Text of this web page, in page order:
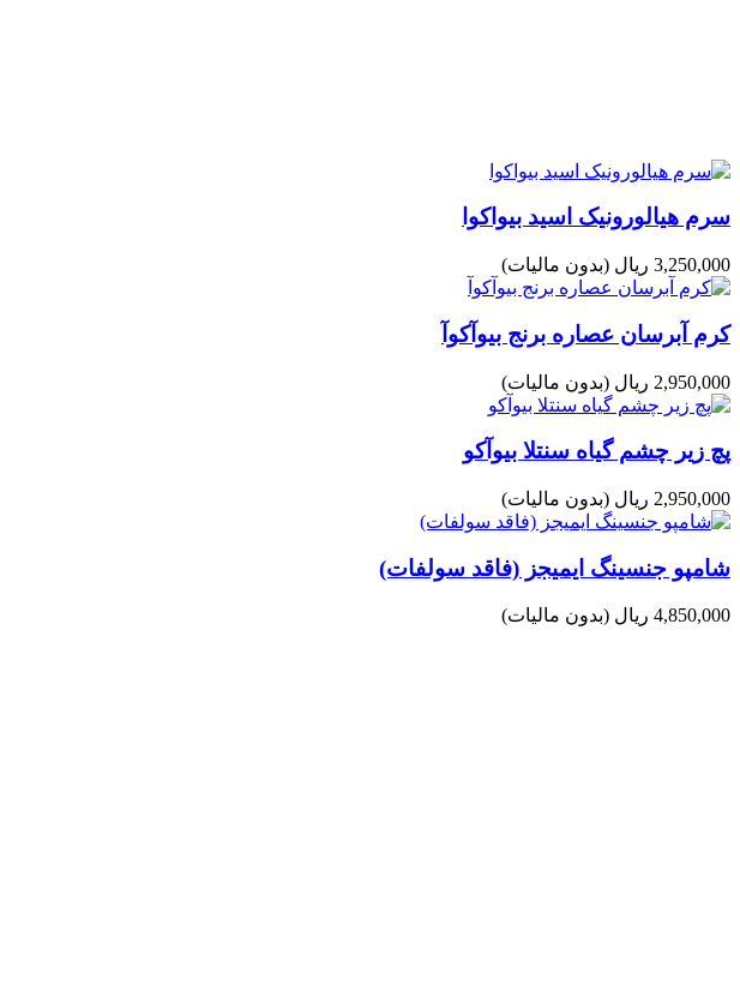
سرم هیالورونیک اسید بیواکوا
3,250,000 ریال (بدون مالیات)
کرم آبرسان عصاره برنج بیوآکوآ
2,950,000 ریال (بدون مالیات)
پچ زیر چشم گیاه سنتلا بیوآکو
2,950,000 ریال (بدون مالیات)
شامپو جنسینگ ایمیجز (فاقد سولفات)
4,850,000 ریال (بدون مالیات)